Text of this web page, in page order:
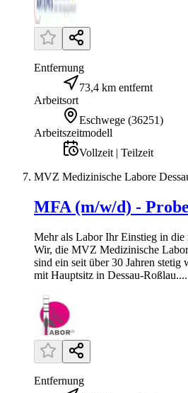
Entfernung
73,4 km entfernt
Arbeitsort
Eschwege (36251)
Arbeitszeitmodell
Vollzeit | Teilzeit
MVZ Medizinische Labore
MFA (m/w/d) -
Mehr als Labor Ihr Einstieg in die
Wir, die MVZ Medizinische
sind ein seit über 30 Jahren stetig
mit Hauptsitz in Dessau-Roßlau....
Entfernung